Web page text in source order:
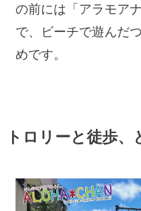
の前には「アラモア
で、ビーチで遊んだ
めです。
トロリーと徒歩、